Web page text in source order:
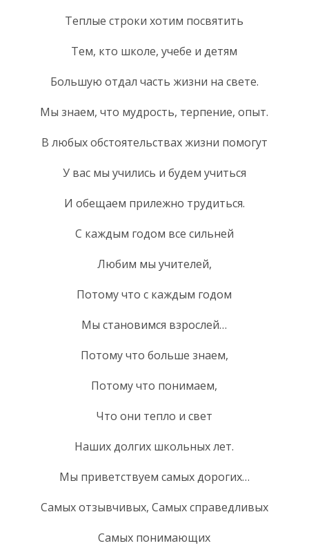
Теплые строки хотим посвятить
Тем, кто школе, учебе и детям
Большую отдал часть жизни на свете.
Мы знаем, что мудрость, терпение, опыт.
В любых обстоятельствах жизни помогут
У вас мы учились и будем учиться
И обещаем прилежно трудиться.
С каждым годом все сильней
Любим мы учителей,
Потому что с каждым годом
Мы становимся взрослей…
Потому что больше знаем,
Потому что понимаем,
Что они тепло и свет
Наших долгих школьных лет.
Мы приветствуем самых дорогих…
Самых отзывчивых, Самых справедливых
Самых понимающих